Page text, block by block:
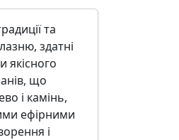
та
здатні
якісного
що
і камінь,
ефірними
і